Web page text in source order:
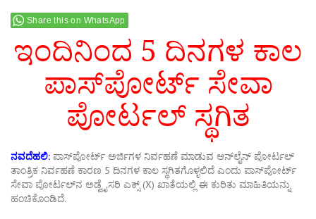
Share this on WhatsApp
ಇಂದಿನಿಂದ 5 ದಿನಗಳ ಕಾಲ
ಪಾಸ್‌ಪೋರ್ಟ್ ಸೇವಾ
ಪೋರ್ಟಲ್ ಸ್ಥಗಿತ
ನವದೆಹಲಿ: ಪಾಸ್‌ಪೋರ್ಟ್ ಅರ್ಜಿಗಳ ನಿರ್ವಹಣೆ ಮಾಡುವ ಆನ್‌ಲೈನ್ ಪೋರ್ಟಲ್
ತಾಂತ್ರಿಕ ನಿರ್ವಹಣೆ ಕಾರಣ 5 ದಿನಗಳ ಕಾಲ ಸ್ಥಗಿತಗೊಳ್ಳಲಿದೆ ಎಂದು ಪಾಸ್‌ಪೋರ್ಟ್
ಸೇವಾ ಪೋರ್ಟಲ್‌ನ ಅಡ್ವೈಸರಿ ಎಕ್ಸ್ (X) ಖಾತೆಯಲ್ಲಿ ಈ ಕುರಿತು ಮಾಹಿತಿಯನ್ನು
ಹಂಚಿಕೊಂಡಿದೆ.